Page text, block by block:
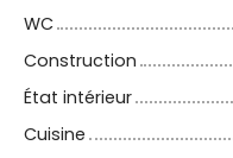
WC
Construction
État intérieur
Cuisine